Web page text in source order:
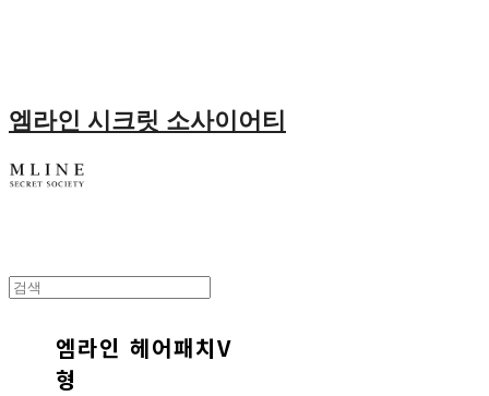
엠라인 시크릿 소사이어티
엠라인 헤어패치V
형